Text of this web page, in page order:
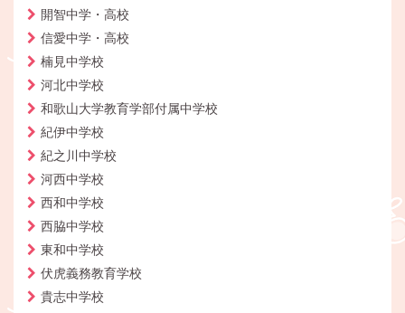
開智中学・高校
信愛中学・高校
楠見中学校
河北中学校
和歌山大学教育学部付属中学校
紀伊中学校
紀之川中学校
河西中学校
西和中学校
西脇中学校
東和中学校
伏虎義務教育学校
貴志中学校